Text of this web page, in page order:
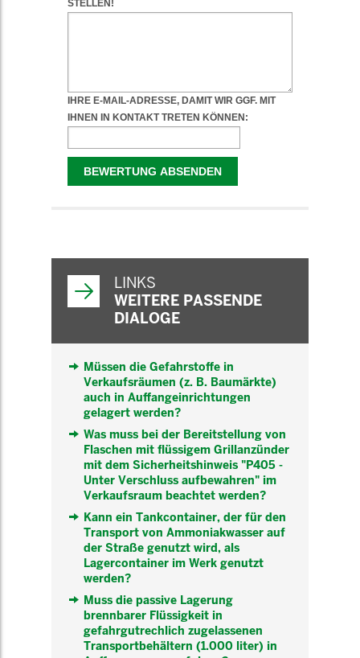
LINKS
WEITERE PASSENDE
DIALOGE
Müssen die Gefahrstoffe in
Verkaufsräumen (z. B. Baumärkte)
auch in Auffangeinrichtungen
gelagert werden?
Was muss bei der Bereitstellung von
Flaschen mit flüssigem Grillanzünder
mit dem Sicherheitshinweis "P405 -
Unter Verschluss aufbewahren" im
Verkaufsraum beachtet werden?
Kann ein Tankcontainer, der für den
Transport von Ammoniakwasser auf
der Straße genutzt wird, als
Lagercontainer im Werk genutzt
werden?
Muss die passive Lagerung
brennbarer Flüssigkeit in
gefahrgutrechlich zugelassenen
Transportbehältern (1.000 liter) in